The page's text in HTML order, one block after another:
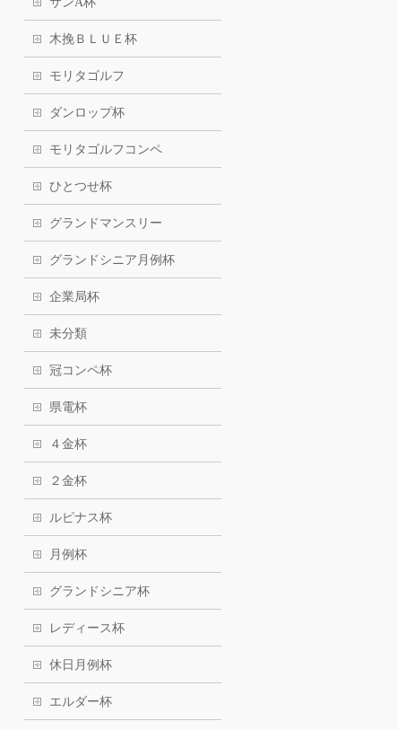
木挽ＢＬＵＥ杯
モリタゴルフ
ダンロップ杯
モリタゴルフコンペ
ひとつせ杯
グランドマンスリー
グランドシニア月例杯
企業局杯
未分類
冠コンペ杯
県電杯
４金杯
２金杯
ルピナス杯
月例杯
グランドシニア杯
レディース杯
休日月例杯
エルダー杯